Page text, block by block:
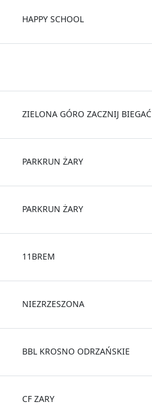
HAPPY SCHOOL
ZIELONA GÓRO ZACZNIJ BIEGAĆ
PARKRUN ŻARY
PARKRUN ŻARY
11BREM
NIEZRZESZONA
BBL KROSNO ODRZAŃSKIE
CF ZARY